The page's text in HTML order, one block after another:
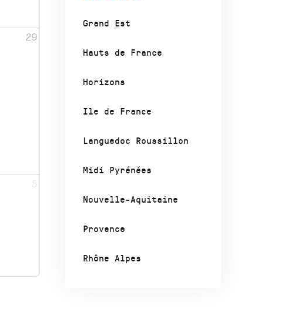
Grand Est
Hauts de France
Horizons
Ile de France
Languedoc Roussillon
Midi Pyrénées
Nouvelle-Aquitaine
Provence
Rhône Alpes
29
5